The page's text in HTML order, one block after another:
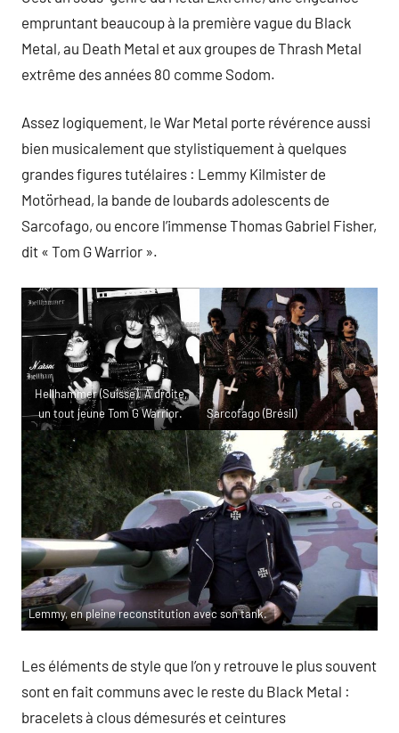
empruntant beaucoup à la première vague du Black
Metal, au Death Metal et aux groupes de Thrash Metal
extrême des années 80 comme Sodom.
Assez logiquement, le War Metal porte révérence aussi
bien musicalement que stylistiquement à quelques
grandes figures tutélaires : Lemmy Kilmister de
Motörhead, la bande de loubards adolescents de
Sarcofago, ou encore l’immense Thomas Gabriel Fisher,
dit « Tom G Warrior ».
Hellhammer (Suisse). À droite,
un tout jeune Tom G Warrior.
Sarcofago (Brésil)
Lemmy, en pleine reconstitution avec son tank.
Les éléments de style que l’on y retrouve le plus souvent
sont en fait communs avec le reste du Black Metal :
bracelets à clous démesurés et ceintures